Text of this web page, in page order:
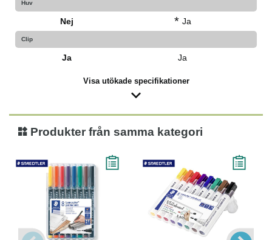
Huv
Nej * Ja
Clip
Ja Ja
Visa utökade specifikationer
Produkter från samma kategori